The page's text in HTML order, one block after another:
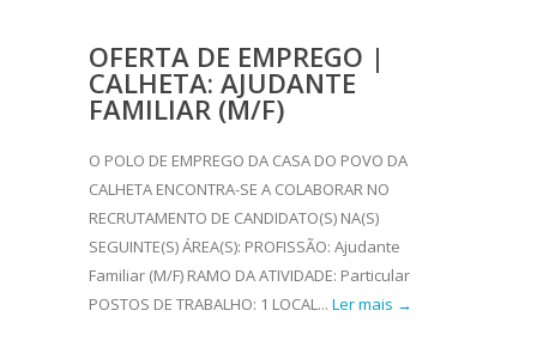
OFERTA DE EMPREGO |
CALHETA: AJUDANTE
FAMILIAR (M/F)
O POLO DE EMPREGO DA CASA DO POVO DA
CALHETA ENCONTRA-SE A COLABORAR NO
RECRUTAMENTO DE CANDIDATO(S) NA(S)
SEGUINTE(S) ÁREA(S): PROFISSÃO: Ajudante
Familiar (M/F) RAMO DA ATIVIDADE: Particular
POSTOS DE TRABALHO: 1 LOCAL... Ler mais →